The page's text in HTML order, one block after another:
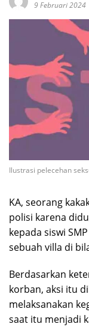
9 Februari 2024
Ilustrasi pelecehan
KA, seorang
polisi karena
kepada siswi
sebuah villa di
Berdasarkan
korban, aksi itu
melaksanakan
saat itu menjadi